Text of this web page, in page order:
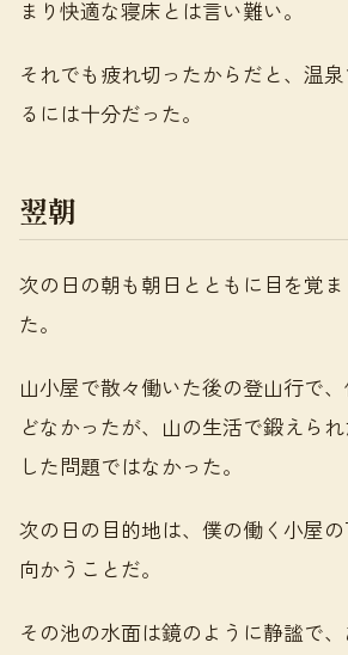
まり快適な寝床とは言い難い。
それでも疲れ切ったからだと、温
るには十分だった。
翌朝
次の日の朝も朝日とともに目を覚
た。
山小屋で散々働いた後の登山行で
どなかったが、山の生活で鍛えら
した問題ではなかった。
次の日の目的地は、僕の働く小屋
向かうことだ。
その池の水面は鏡のように静謐で